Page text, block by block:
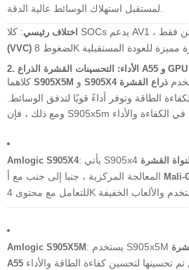
اختلاف رئيسي
(VVC)
2. الأداء: التحسينات القشرة الذراع A55 و GPU
S905X5M S905X4
الطاقة وتوفر أداءً قويًا لتدفق الوسائط.
Amlogic S905X4
Mali-
Amlogic S905X5M
A55